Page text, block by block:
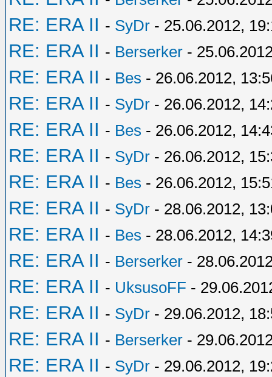
RE: ERA II - SyDr - 25.06.2012,
RE: ERA II - Berserker -
RE: ERA II - Bes - 26.06.2012,
RE: ERA II - SyDr - 26.06.2012,
RE: ERA II - Bes - 26.06.2012,
RE: ERA II - SyDr - 26.06.2012,
RE: ERA II - Bes - 26.06.2012,
RE: ERA II - SyDr - 28.06.2012,
RE: ERA II - Bes - 28.06.2012,
RE: ERA II - Berserker -
RE: ERA II - UksusoFF -
RE: ERA II - SyDr - 29.06.2012,
RE: ERA II - Berserker -
RE: ERA II - SyDr - 29.06.2012,